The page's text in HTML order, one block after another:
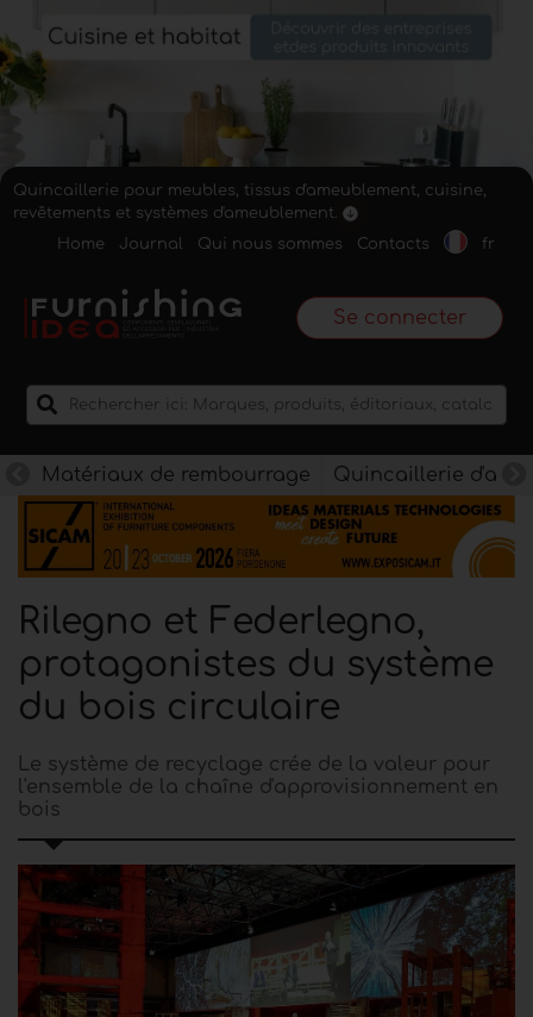
Quincaillerie pour meubles, tissus d'ameublement, cuisine,
revêtements et systèmes d'ameublement.
Home
Journal Qui nous sommes Contacts fr
Se connecter
Matériaux de rembourrage Quincaillerie
Rilegno et Federlegno,
protagonistes du système
du bois circulaire
Le système de recyclage crée de la valeur pour
l'ensemble de la chaîne d'approvisionnement en
bois